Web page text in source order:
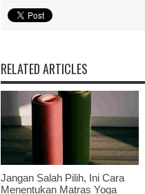
RELATED ARTICLES
Jangan Salah Pilih, Ini Cara
Menentukan Matras Yoga